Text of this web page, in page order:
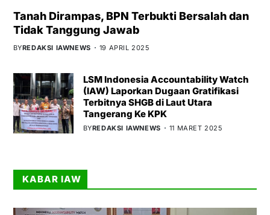
Tanah Dirampas, BPN Terbukti Bersalah dan
Tidak Tanggung Jawab
BYREDAKSI IAWNEWS 19 APRIL 2025
LSM Indonesia Accountability Watch
(IAW) Laporkan Dugaan Gratifikasi
Terbitnya SHGB di Laut Utara
Tangerang Ke KPK
BYREDAKSI IAWNEWS 11 MARET 2025
KABAR IAW